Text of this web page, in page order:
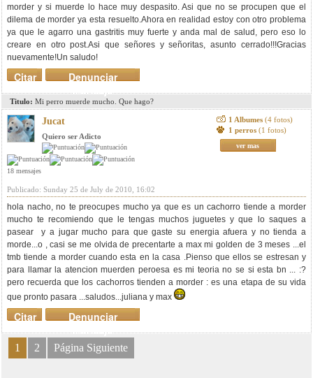
morder y si muerde lo hace muy despasito. Asi que no se procupen que el
dilema de morder ya esta resuelto.Ahora en realidad estoy con otro problema
ya que le agarro una gastritis muy fuerte y anda mal de salud, pero eso lo
creare en otro post.Asi que señores y señoritas, asunto cerrado!!!Gracias
nuevamente!Un saludo!
Denunciar
mensaje
Citar
Titulo: Mi perro muerde mucho. Que hago?
Jucat
Quiero ser Adicto
18 mensajes
1 Albumes (4 fotos)
1 perros (1 fotos)
ver mas
Publicado: Sunday 25 de July de 2010, 16:02
hola nacho, no te preocupes mucho ya que es un cachorro tiende a morder
mucho te recomiendo que le tengas muchos juguetes y que lo saques a
pasear y a jugar mucho para que gaste su energia afuera y no tienda a
morde...o , casi se me olvida de precentarte a max mi golden de 3 meses ...el
tmb tiende a morder cuando esta en la casa .Pienso que ellos se estresan y
para llamar la atencion muerden peroesa es mi teoria no se si esta bn ... :?
pero recuerda que los cachorros tienden a morder : es una etapa de su vida
que pronto pasara ...saludos...juliana y max
Denunciar
mensaje
Citar
1 2 Página Siguiente